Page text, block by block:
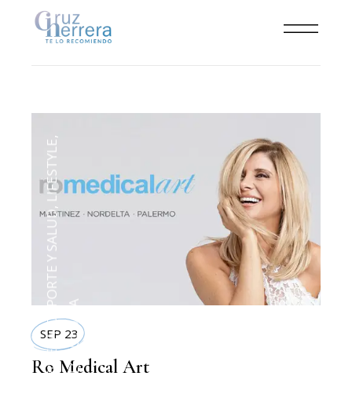
BELLEZA
DEPORTE Y SALUD
,
LIFESTYLE
,
TECNOLOGIA
SEP 23
Ro Medical Art